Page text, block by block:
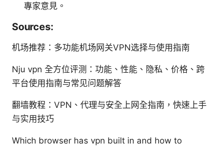
專家意見。
Sources:
机场推荐：多功能机场网关VPN选择与使用指南
Nju vpn 全方位评测：功能、性能、隐私、价格、跨
平台使用指南与常见问题解答
翻墙教程：VPN、代理与安全上网全指南，快速上手
与实用技巧
Which browser has vpn built in and how to